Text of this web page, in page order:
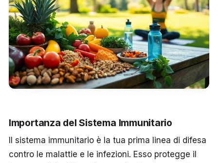
Importanza del Sistema Immunitario
Il sistema immunitario è la tua prima linea di difesa
contro le malattie e le infezioni. Esso protegge il